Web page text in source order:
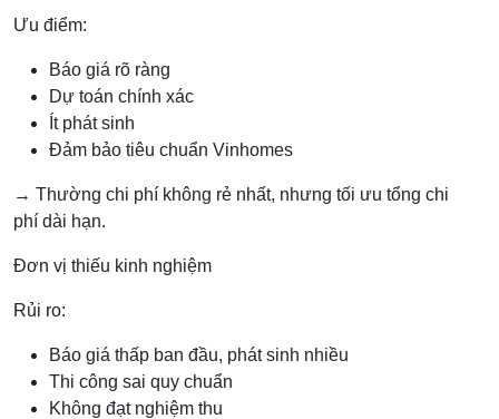
Ưu điểm:
Báo giá rõ ràng
Dự toán chính xác
Ít phát sinh
Đảm bảo tiêu chuẩn Vinhomes
→ Thường chi phí không rẻ nhất, nhưng tối ưu tổng chi
phí dài hạn.
Đơn vị thiếu kinh nghiệm
Rủi ro:
Báo giá thấp ban đầu, phát sinh nhiều
Thi công sai quy chuẩn
Không đạt nghiệm thu